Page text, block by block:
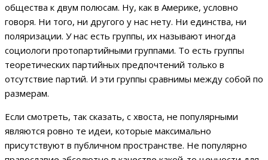
общества к двум полюсам. Ну, как в Америке, условно
говоря. Ни того, ни другого у нас нету. Ни единства, ни
поляризации. У нас есть группы, их называют иногда
социологи протопартийными группами. То есть группы
теоретических партийных предпочтений только в
отсутствие партий. И эти группы сравнимы между собой по
размерам.
Если смотреть, так сказать, с хвоста, не популярными
являются ровно те идеи, которые максимально
присутствуют в публичном пространстве. Не популярно